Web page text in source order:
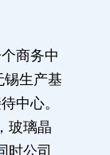
商务中
锡生产基
中心。
玻璃晶
时公司